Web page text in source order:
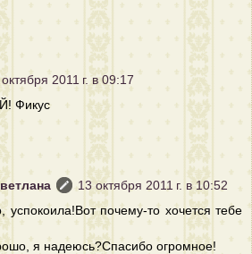
2011 г. в 09:17
Фикус
13 октября 2011 г. в 10:52
успокоила!Вот почему-то хочется тебе
я надеюсь?Спасибо огромное!